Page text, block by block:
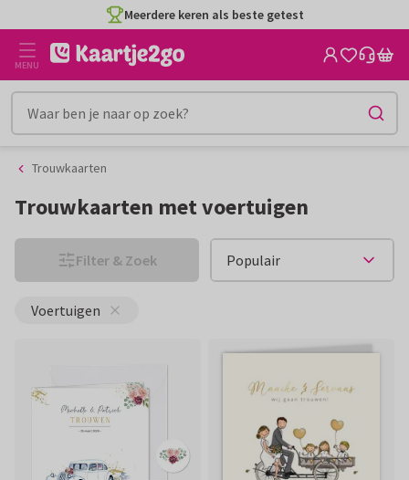
naar
inhoud
naar
het
filter
Meerdere keren als beste getest
MENU
Trouwkaarten
Trouwkaarten met voertuigen
Filter & Zoek
Voertuigen